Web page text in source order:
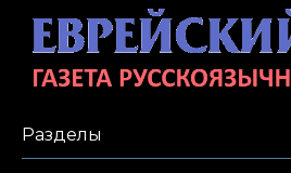
Разделы